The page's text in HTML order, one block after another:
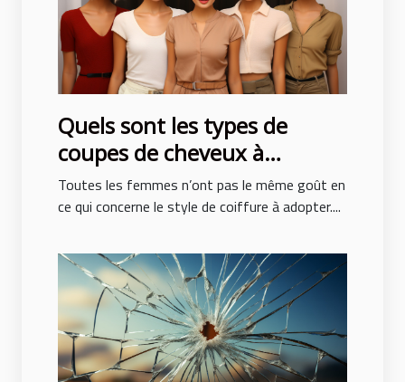
Quels sont les types de
coupes de cheveux à
adopter pour ne pas subir de
traumatisme ?
Toutes les femmes n’ont pas le même goût en
ce qui concerne le style de coiffure à adopter....